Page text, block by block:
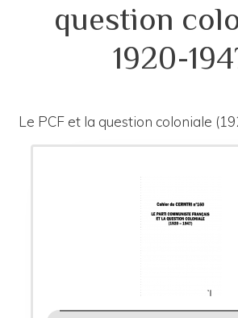
question
1920-
Le PCF et la question coloniale